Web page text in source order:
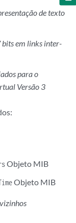
de texto
em links inter-
para o
Versão 3
Objeto MIB
Objeto MIB